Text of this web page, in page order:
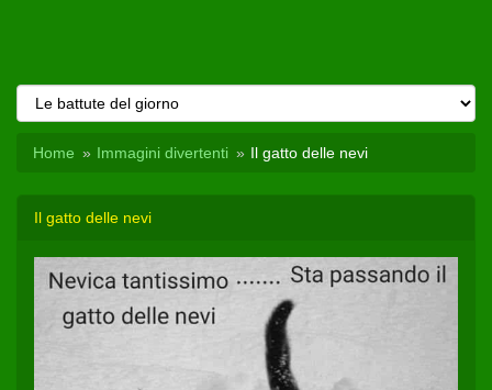
Home Immagini divertenti Il gatto delle nevi
Il gatto delle nevi